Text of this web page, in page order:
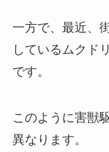
一方で、最近、
しているムクド
です。
このように害獣
異なります。